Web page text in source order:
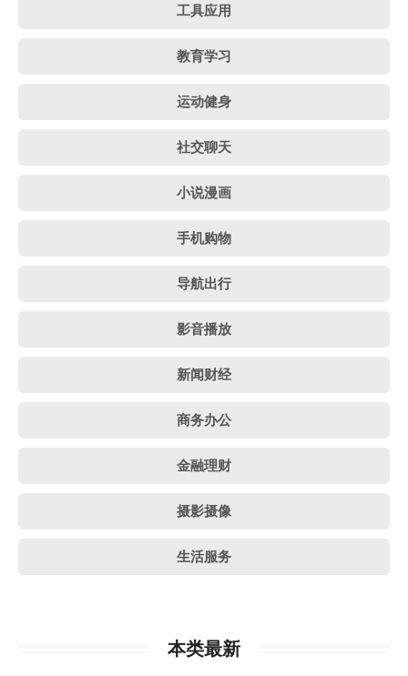
工具应用
教育学习
运动健身
社交聊天
小说漫画
手机购物
导航出行
影音播放
新闻财经
商务办公
金融理财
摄影摄像
生活服务
本类最新